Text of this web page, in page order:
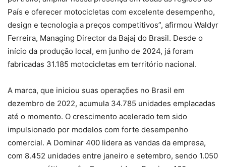
País e oferecer motocicletas com excelente desempenho,
design e tecnologia a preços competitivos”, afirmou Waldyr
Ferreira, Managing Director da Bajaj do Brasil. Desde o
início da produção local, em junho de 2024, já foram
fabricadas 31.185 motocicletas em território nacional.
A marca, que iniciou suas operações no Brasil em
dezembro de 2022, acumula 34.785 unidades emplacadas
até o momento. O crescimento acelerado tem sido
impulsionado por modelos com forte desempenho
comercial. A Dominar 400 lidera as vendas da empresa,
com 8.452 unidades entre janeiro e setembro, sendo 1.050